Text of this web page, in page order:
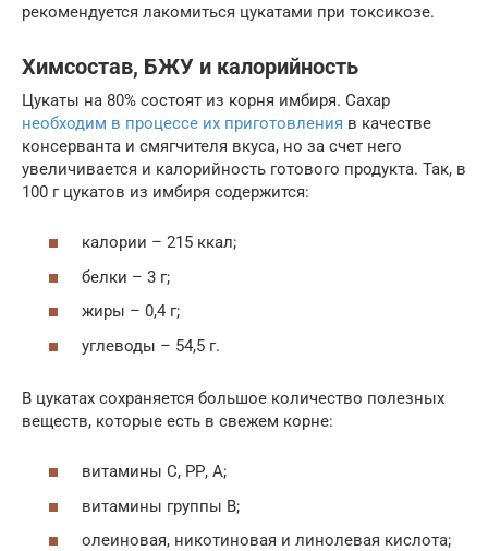
рекомендуется лакомиться цукатами при токсикозе.
Химсостав, БЖУ и калорийность
Цукаты на 80% состоят из корня имбиря. Сахар
необходим в процессе их приготовления в качестве
консерванта и смягчителя вкуса, но за счет него
увеличивается и калорийность готового продукта. Так, в
100 г цукатов из имбиря содержится:
калории – 215 ккал;
белки – 3 г;
жиры – 0,4 г;
углеводы – 54,5 г.
В цукатах сохраняется большое количество полезных
веществ, которые есть в свежем корне:
витамины С, РР, А;
витамины группы В;
олеиновая, никотиновая и линолевая кислота;